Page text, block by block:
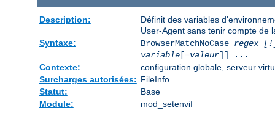
Description:
Définit des variables
User-Agent sans tenir compte de
Syntaxe:
BrowserMatchNoCase regex
variable[=valeur]] ...
Contexte:
configuration globale, serveur
Surcharges autorisées: FileInfo
Statut:
Base
Module:
mod_setenvif